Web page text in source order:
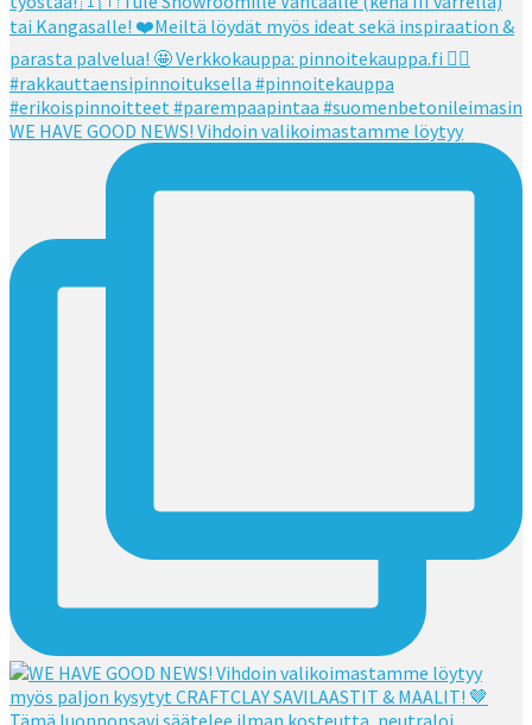
WE HAVE GOOD NEWS! Vihdoin valikoimastamme löytyy